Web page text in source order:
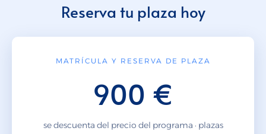
Reserva tu plaza hoy
MATRÍCULA Y RESERVA DE PLAZA
900 €
se descuenta del precio del programa · plazas